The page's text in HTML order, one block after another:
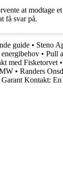
at modtage
få svar på.
guide • Steno
• Pull
med Fisketorvet •
• Randers
Garant Kontakt: